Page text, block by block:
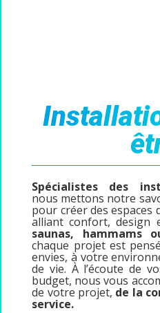
Spécialistes des
nous mettons notre
pour créer des espaces
alliant confort, design
saunas, hammams
chaque projet est
envies, à votre
de vie. À l’écoute de
budget, nous vous
de votre projet, de la
service.